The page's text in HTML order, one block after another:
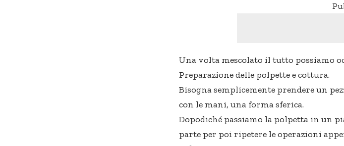
Una volta mescolato il tutto possiamo
Preparazione delle polpette e cottura.
Bisogna semplicemente prendere un
con le mani, una forma sferica.
Dopodiché passiamo la polpetta in un
parte per poi ripetere le operazioni